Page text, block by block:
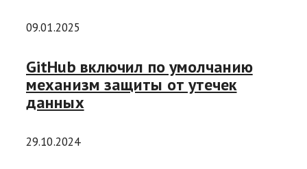
09.01.2025
GitHub включил по умолчанию
механизм защиты от утечек
данных
29.10.2024